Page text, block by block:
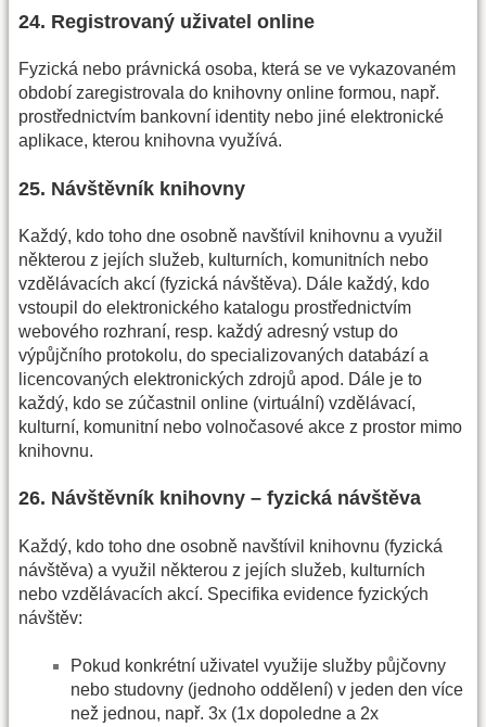
24. Registrovaný uživatel online
Fyzická nebo právnická osoba, která se ve vykazovaném
období zaregistrovala do knihovny online formou, např.
prostřednictvím bankovní identity nebo jiné elektronické
aplikace, kterou knihovna využívá.
25. Návštěvník knihovny
Každý, kdo toho dne osobně navštívil knihovnu a využil
některou z jejích služeb, kulturních, komunitních nebo
vzdělávacích akcí (fyzická návštěva). Dále každý, kdo
vstoupil do elektronického katalogu prostřednictvím
webového rozhraní, resp. každý adresný vstup do
výpůjčního protokolu, do specializovaných databází a
licencovaných elektronických zdrojů apod. Dále je to
každý, kdo se zúčastnil online (virtuální) vzdělávací,
kulturní, komunitní nebo volnočasové akce z prostor mimo
knihovnu.
26. Návštěvník knihovny – fyzická návštěva
Každý, kdo toho dne osobně navštívil knihovnu (fyzická
návštěva) a využil některou z jejích služeb, kulturních
nebo vzdělávacích akcí. Specifika evidence fyzických
návštěv:
Pokud konkrétní uživatel využije služby půjčovny
nebo studovny (jednoho oddělení) v jeden den více
než jednou, např. 3x (1x dopoledne a 2x